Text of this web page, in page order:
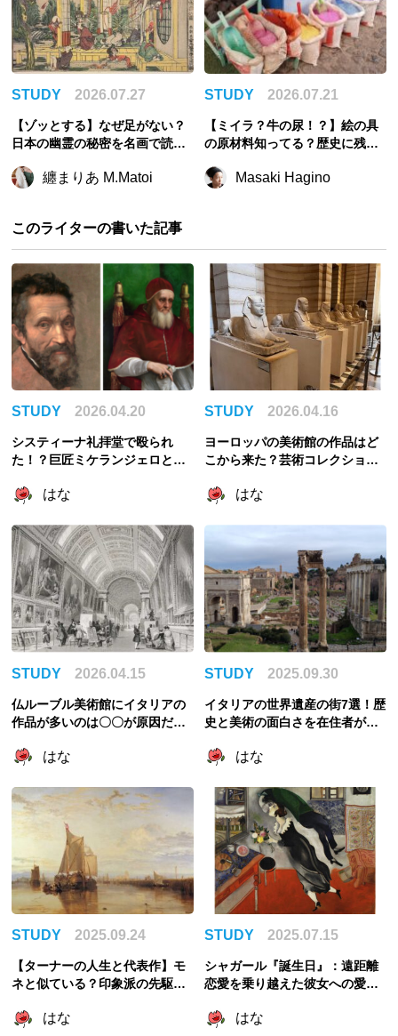
STUDY 2026.07.27
【ゾッとする】なぜ足がない？
日本の幽霊の秘密を名画で読み
纏まりあ M.Matoi
STUDY 2026.07.21
【ミイラ？牛の尿！？】絵の具
の原材料知ってる？歴史に残る
Masaki Hagino
このライターの書いた記事
STUDY 2026.04.20
システィーナ礼拝堂で殴られ
た！？巨匠ミケランジェロと教
ピソード3選
はな
STUDY 2026.04.16
ヨーロッパの美術館の作品はど
こから来た？芸術コレクション
はな
STUDY 2026.04.15
仏ルーブル美術館にイタリアの
作品が多いのは〇〇が原因だっ
く
はな
STUDY 2025.09.30
イタリアの世界遺産の街7選！歴
史と美術の面白さを在住者が解
はな
STUDY 2025.09.24
【ターナーの人生と代表作】モ
ネと似ている？印象派の先駆
はな
STUDY 2025.07.15
シャガール『誕生日』：遠距離
恋愛を乗り越えた彼女への愛が
はな